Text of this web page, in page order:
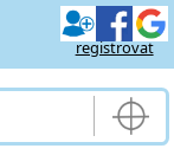
registrovat